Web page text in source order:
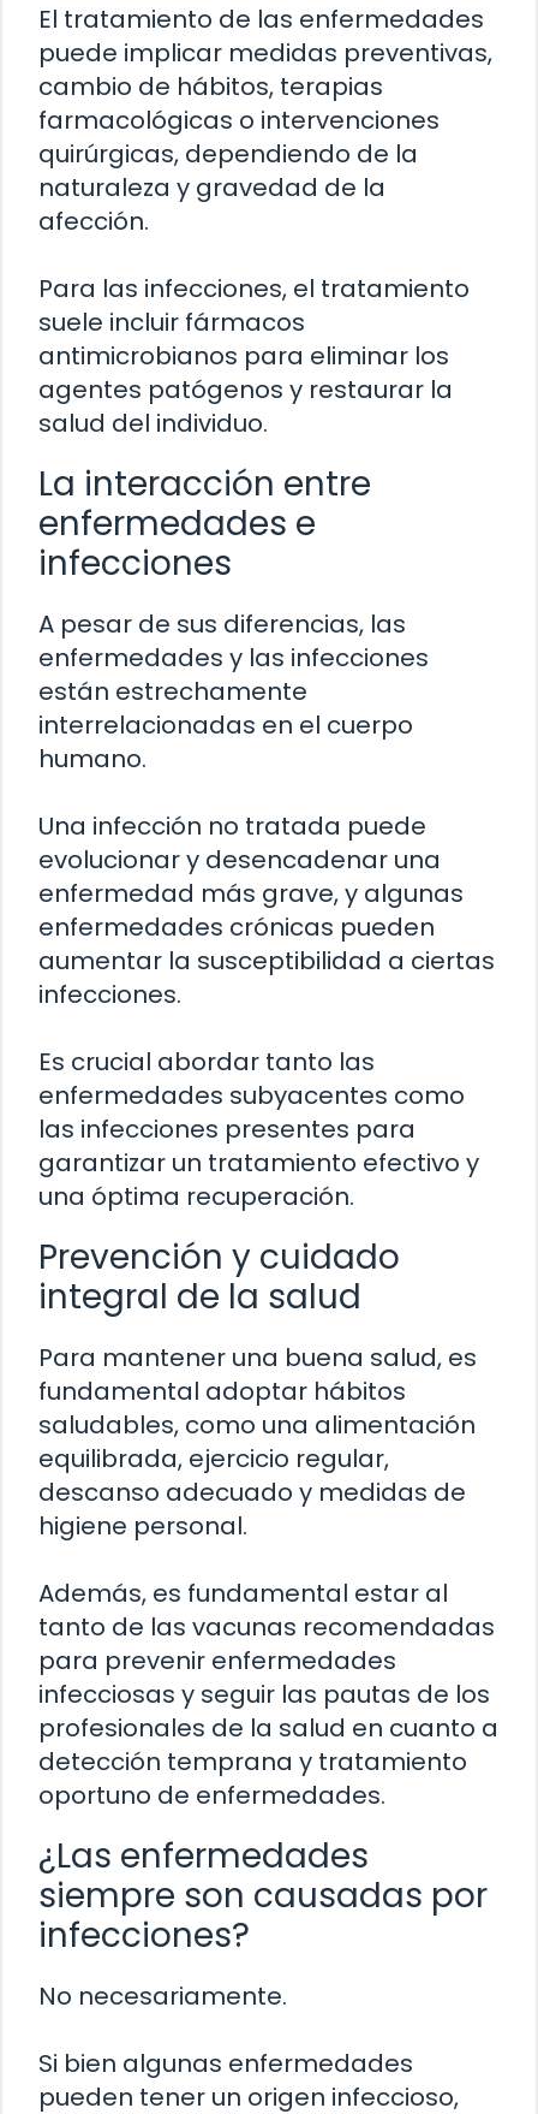
El tratamiento de las enfermedades
puede implicar medidas preventivas,
cambio de hábitos, terapias
farmacológicas o intervenciones
quirúrgicas, dependiendo de la
naturaleza y gravedad de la
afección.
Para las infecciones, el tratamiento
suele incluir fármacos
antimicrobianos para eliminar los
agentes patógenos y restaurar la
salud del individuo.
La interacción entre
enfermedades e
infecciones
A pesar de sus diferencias, las
enfermedades y las infecciones
están estrechamente
interrelacionadas en el cuerpo
humano.
Una infección no tratada puede
evolucionar y desencadenar una
enfermedad más grave, y algunas
enfermedades crónicas pueden
aumentar la susceptibilidad a ciertas
infecciones.
Es crucial abordar tanto las
enfermedades subyacentes como
las infecciones presentes para
garantizar un tratamiento efectivo y
una óptima recuperación.
Prevención y cuidado
integral de la salud
Para mantener una buena salud, es
fundamental adoptar hábitos
saludables, como una alimentación
equilibrada, ejercicio regular,
descanso adecuado y medidas de
higiene personal.
Además, es fundamental estar al
tanto de las vacunas recomendadas
para prevenir enfermedades
infecciosas y seguir las pautas de los
profesionales de la salud en cuanto a
detección temprana y tratamiento
oportuno de enfermedades.
¿Las enfermedades
siempre son causadas por
infecciones?
No necesariamente.
Si bien algunas enfermedades
pueden tener un origen infeccioso,